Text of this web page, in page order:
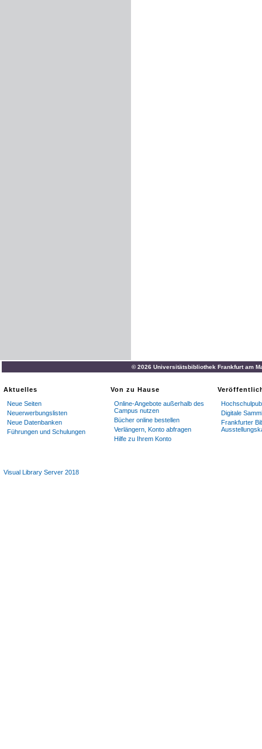
© 2026 Universitätsbibliothek Frankfurt am
Aktuelles
Neue Seiten
Neuerwerbungslisten
Neue Datenbanken
Führungen und Schulungen
Von zu Hause
Online-Angebote außerhalb des
Campus nutzen
Bücher online bestellen
Verlängern, Konto abfragen
Hilfe zu Ihrem Konto
Digitale
Frankfurter
Visual Library Server 2018